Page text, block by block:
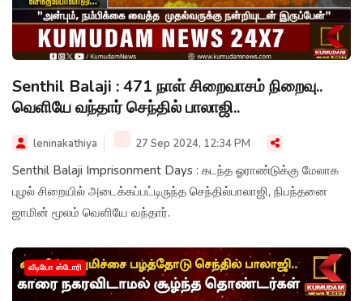
Senthil Balaji : 471 நாள் சிறைவாசம் நிறைவு..
வெளியே வந்தார் செந்தில் பாலாஜி..
leninakathiya 27 Sep 2024, 12:34 PM
Senthil Balaji Imprisonment Days : கடந்த ஓராண்டுக்கு மேலாக
புழல் சிறையில் அடைக்கப்பட்டிருந்த செந்தில்பாலாஜி, நிபந்தனை
ஜாமின் மூலம் வெளியே வந்தார்.
வீடியோ ஸ்டோரி